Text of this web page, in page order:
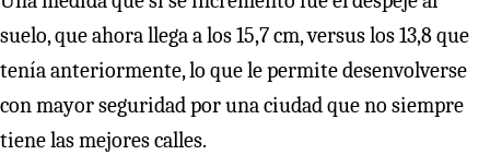
suelo, que ahora llega a los 15,7 cm, versus los 13,8 que
tenía anteriormente, lo que le permite desenvolverse
con mayor seguridad por una ciudad que no siempre
tiene las mejores calles.